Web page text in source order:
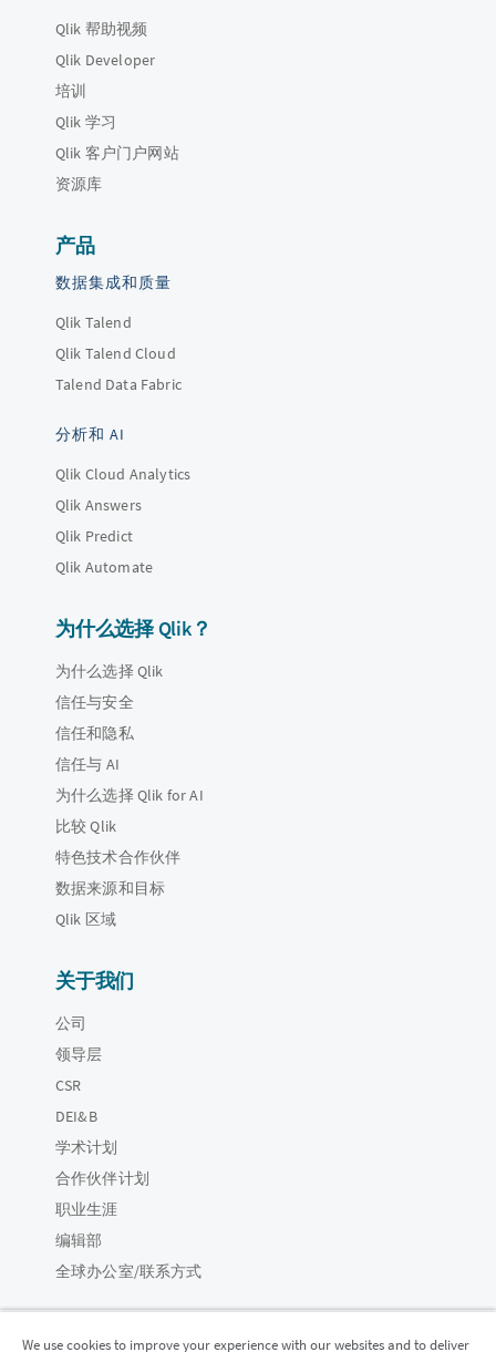
Qlik 帮助视频
Qlik Developer
培训
Qlik 学习
Qlik 客户门户网站
资源库
产品
数据集成和质量
Qlik Talend
Qlik Talend Cloud
Talend Data Fabric
分析和 AI
Qlik Cloud Analytics
Qlik Answers
Qlik Predict
Qlik Automate
为什么选择 Qlik？
为什么选择 Qlik
信任与安全
信任和隐私
信任与 AI
为什么选择 Qlik for AI
比较 Qlik
特色技术合作伙伴
数据来源和目标
Qlik 区域
关于我们
公司
领导层
CSR
DEI&B
学术计划
合作伙伴计划
职业生涯
编辑部
全球办公室/联系方式
We use cookies to improve your experience with our websites and to deliver